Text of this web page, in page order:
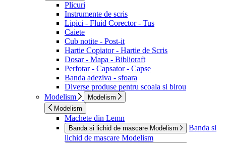
Plicuri
Instrumente de scris
Lipici - Fluid Corector - Tus
Caiete
Cub notite - Post-it
Hartie Copiator - Hartie de Scris
Dosar - Mapa - Biblioraft
Perfotar - Capsator - Capse
Banda adeziva - sfoara
Diverse produse pentru scoala si birou
Modelism
Modelism
Modelism
Machete din Lemn
Banda si lichid de mascare Modelism
Banda si
lichid de mascare Modelism